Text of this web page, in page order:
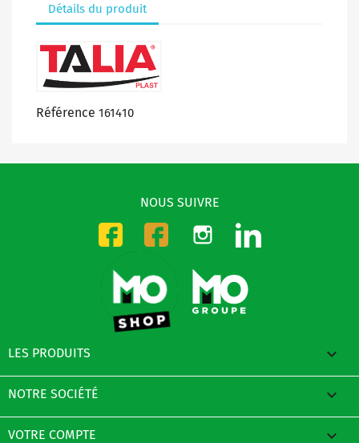
Détails du produit
Référence 161410
NOUS SUIVRE
Facebook-CMOFacebook-DMO
Instagram
LES PRODUITS 
NOTRE SOCIÉTÉ 
VOTRE COMPTE 